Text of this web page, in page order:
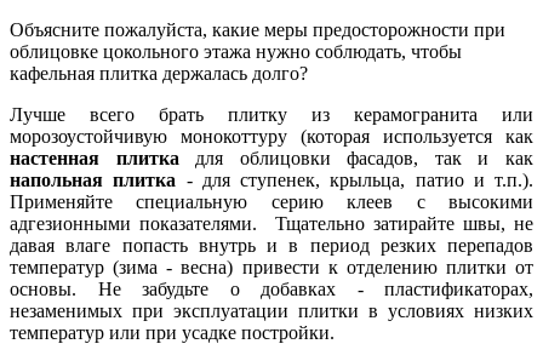
Объясните пожалуйста, какие меры предосторожности при
облицовке цокольного этажа нужно соблюдать, чтобы
кафельная плитка держалась долго?
Лучше всего брать плитку из керамогранита или
морозоустойчивую монокоттуру (которая используется как
настенная плитка для облицовки фасадов, так и как
напольная плитка - для ступенек, крыльца, патио и т.п.).
Применяйте специальную серию клеев с высокими
адгезионными показателями. Тщательно затирайте швы, не
давая влаге попасть внутрь и в период резких перепадов
температур (зима - весна) привести к отделению плитки от
основы. Не забудьте о добавках - пластификаторах,
незаменимых при эксплуатации плитки в условиях низких
температур или при усадке постройки.